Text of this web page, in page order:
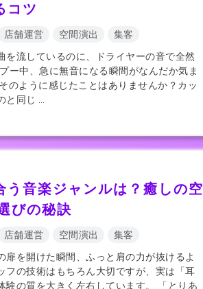
コツ
店舗運営 空間演出
集客
を流しているのに、ドライヤーの音で全然
ー中、急に無音になる瞬間がなんだか気ま
のように感じたことはありませんか？カッ
と同じ …
う音楽ジャンルは？癒しの空
びの秘訣
店舗運営 空間演出
集客
扉を開けた瞬間、ふっと肩の力が抜けるよ
フの技術はもちろん大切ですが、実は「耳
験の質を大きく左右しています。 「とりあ